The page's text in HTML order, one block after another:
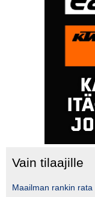
Vain tilaajille
Maailman rankin rata